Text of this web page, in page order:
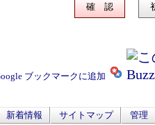
新着情報 サイトマップ
管理